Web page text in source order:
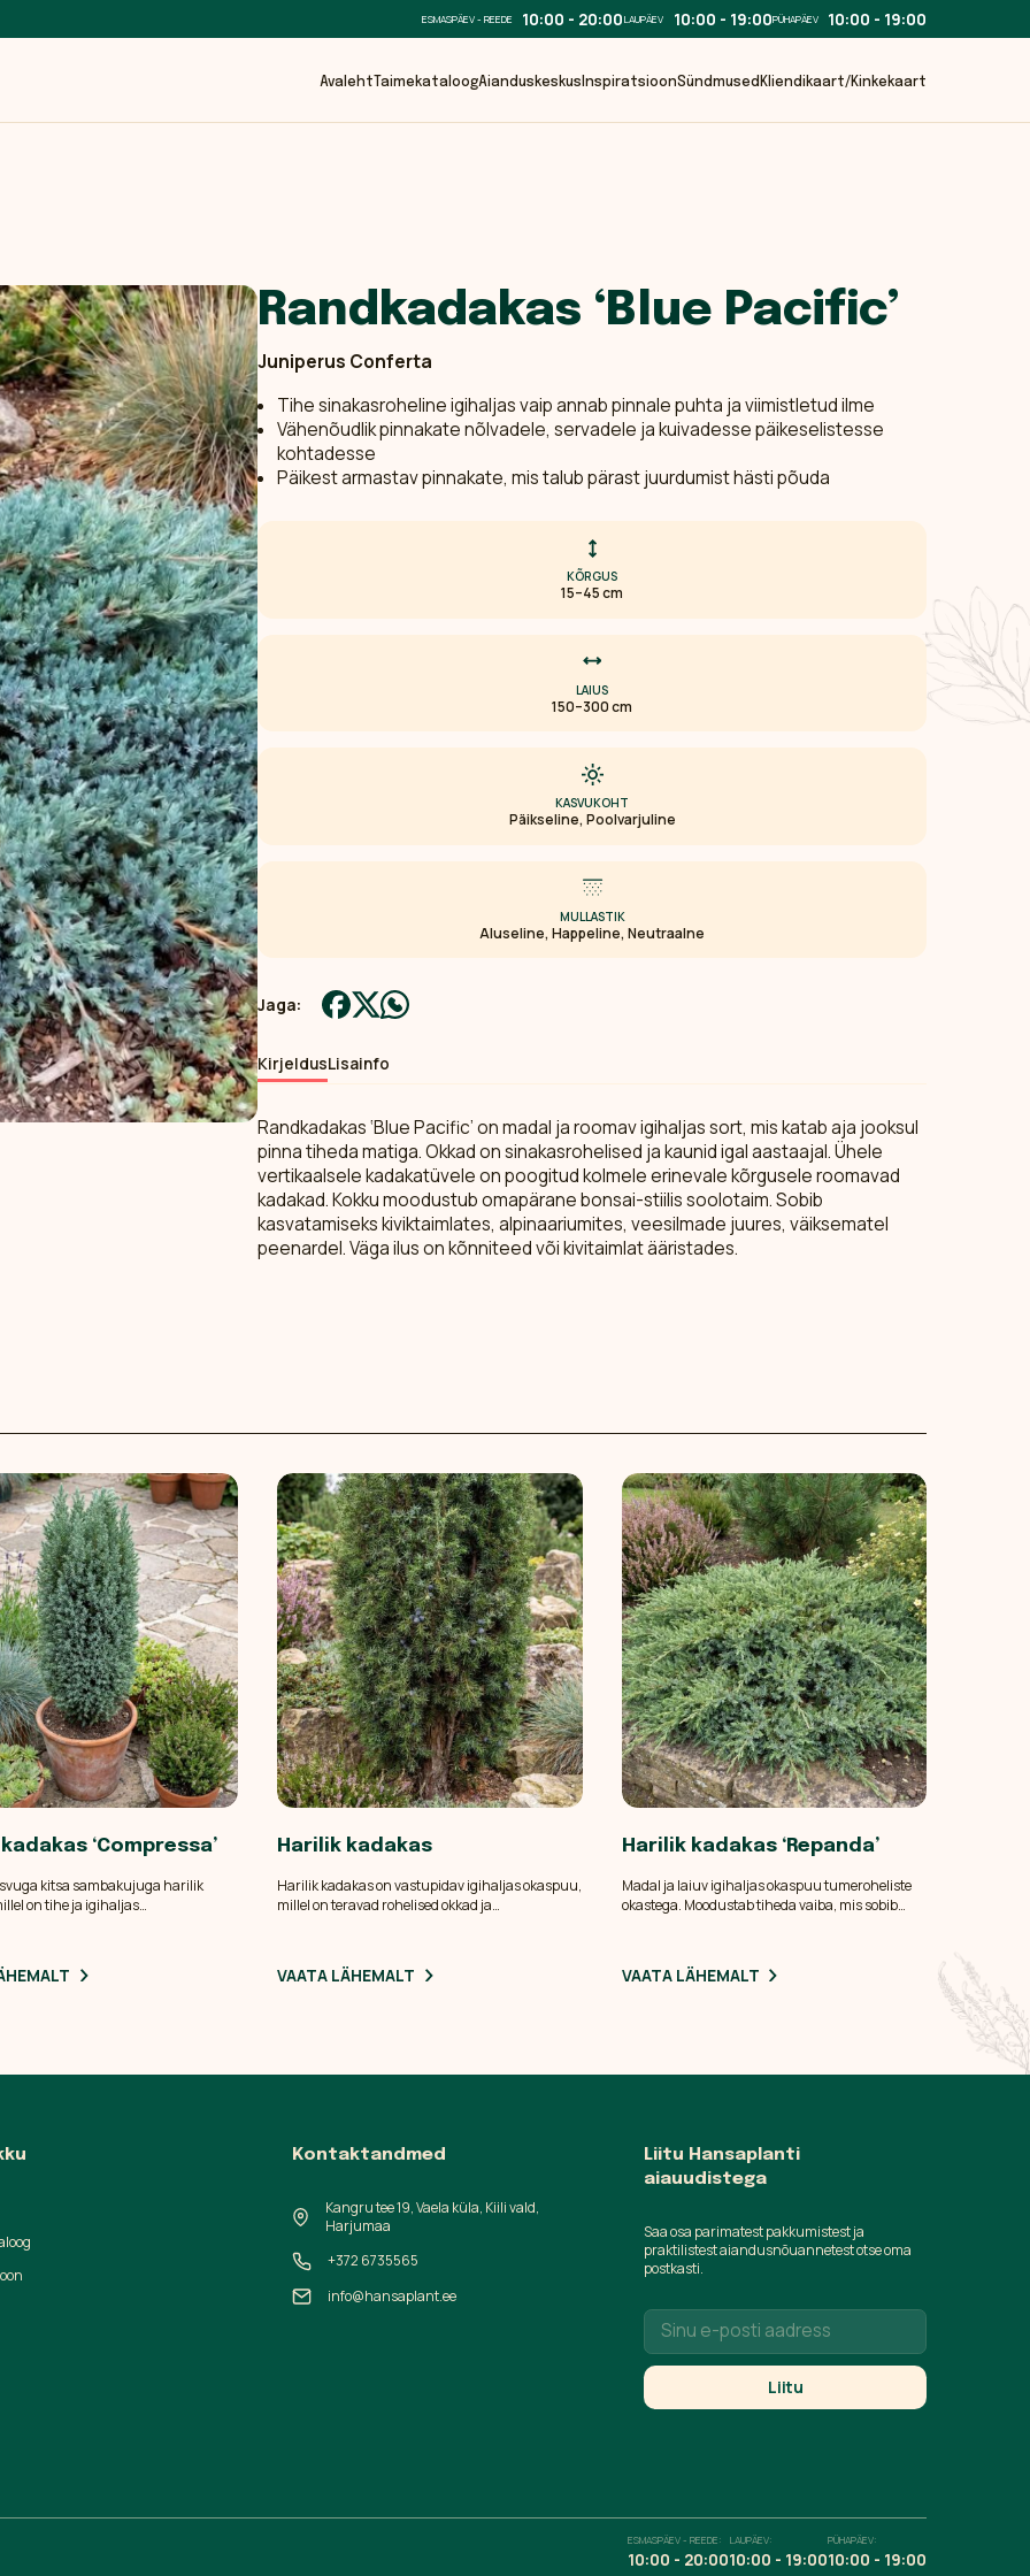
ESMASPÄEV - REEDE 10:00 - 20:00LAUPÄEV 10:00 - 19:00PÜHAPÄEV 10:00 - 19:00
Avaleht TaimekataloogAianduskeskus InspiratsioonSündmused Kliendikaart/Kinkekaart
Randkadakas ‘Blue Pacific’
Juniperus Conferta
Tihe sinakasroheline igihaljas vaip annab pinnale puhta ja viimistletud ilme
Vähenõudlik pinnakate nõlvadele, servadele ja kuivadesse päikeselistesse
kohtadesse
Päikest armastav pinnakate, mis talub pärast juurdumist hästi põuda
KÕRGUS
15–45 cm
LAIUS
150–300 cm
KASVUKOHT
Päikseline, Poolvarjuline
MULLASTIK
Aluseline, Happeline, Neutraalne
Jaga:
KirjeldusLisainfo
Randkadakas ‘Blue Pacific’ on madal ja roomav igihaljas sort, mis katab aja jooksul
pinna tiheda matiga. Okkad on sinakasrohelised ja kaunid igal aastaajal. Ühele
vertikaalsele kadakatüvele on poogitud kolmele erinevale kõrgusele roomavad
kadakad. Kokku moodustub omapärane bonsai-stiilis soolotaim. Sobib
kasvatamiseks kiviktaimlates, alpinaariumites, veesilmade juures, väiksematel
peenardel. Väga ilus on kõnniteed või kivitaimlat ääristades.
‘Compressa’
kitsa sambakujuga harilik
on tihe ja igihaljas
kus on vaja aastaringset vormi ja
Harilik kadakas
Harilik kadakas on vastupidav igihaljas okaspuu,
millel on teravad rohelised okkad ja
nõlvale ja vähest hooldust vajavasse aeda.
VAATA LÄHEMALT
Harilik kadakas ‘Repanda’
Madal ja laiuv igihaljas okaspuu tumeroheliste
okastega. Moodustab tiheda vaiba, mis sobib
VAATA LÄHEMALT
Kontaktandmed
Kangru tee 19, Vaela küla, Kiili vald,
Harjumaa
+372 6735565
info@hansaplant.ee
Liitu Hansaplanti
aiauudistega
Saa osa parimatest pakkumistest ja
praktilistest aiandusnõuannetest otse oma
postkasti.
ESMASPÄEV - REEDE:
10:00 - 20:00
LAUPÄEV:
10:00 - 19:00
PÜHAPÄEV:
10:00 - 19:00